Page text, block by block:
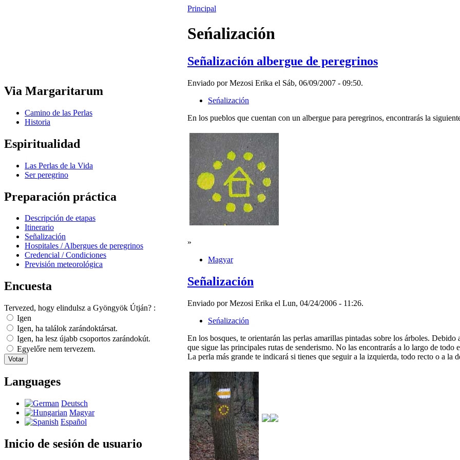
Via Margaritarum
Camino de las Perlas
Historia
Espiritualidad
Las Perlas de la Vida
Ser peregrino
Preparación práctica
Descripción de etapas
Itinerario
Señalización
Hospitales / Albergues de peregrinos
Credencial / Condiciones
Previsión meteorológica
Encuesta
Tervezed, hogy elindulsz a Gyöngyök Útján? :
Igen
Igen, ha találok zarándoktársat.
Igen, ha lesz újabb csoportos zarándokút.
Egyelőre nem tervezem.
Languages
Deutsch
Magyar
Español
Inicio de sesión de usuario
Principal
Seńalización
Señalización albergue de peregrinos
Enviado por Mezosi Erika el Sáb, 06/09/2007 - 09:50.
Seńalización
En los pueblos que cuentan con un albergue para peregrinos, encontrarás la
»
Magyar
Señalización
Enviado por Mezosi Erika el Lun, 04/24/2006 - 11:26.
Seńalización
En los bosques, te orientarán las perlas amarillas pintadas sobre los árboles.
que sigue las principales rutas de senderismo. No las encontrarás a lo largo de
La perla más grande te indicará si tienes que seguir a la izquierda, todo recto o a la